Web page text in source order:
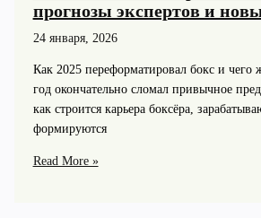
прогнозы экспертов и
24 января, 2026
Как 2025 переформатировал бокс и чего
год окончательно сломал привычное
как строится карьера боксёра,
формируются
Как
Read More »